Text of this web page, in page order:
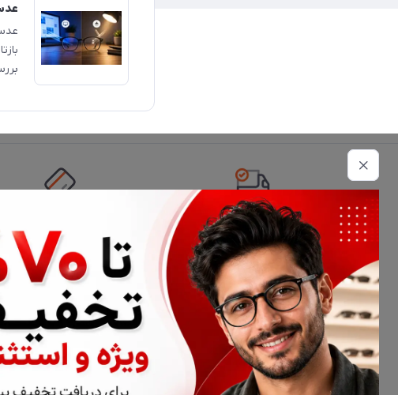
تحویل اکسپرس
اطلاعات تماس
02177116909
info@civiliha.com
ارسال فوری در تهران + ارسال به سراسر کشور